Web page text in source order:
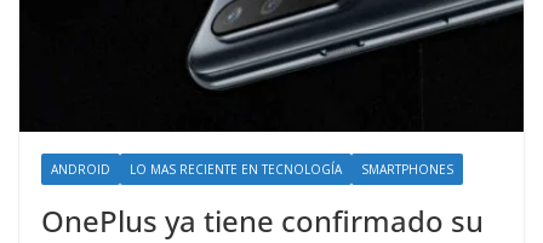
ANDROID LO MAS RECIENTE EN TECNOLOGÍA SMARTPHONES
OnePlus ya tiene confirmado su